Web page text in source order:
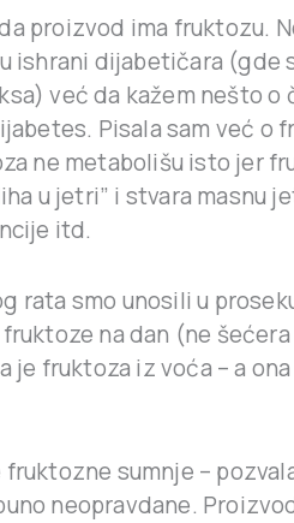
proizvod ima fruktozu.
ishrani dijabetičara (gde
već da kažem nešto
Pisala sam već o
ne metabolišu isto jer
u jetri” i stvara masnu
itd.
rata smo unosili u
na dan (ne
je fruktoza iz voća – a
sumnje –
neopravdane.